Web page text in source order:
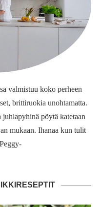
valmistuu koko perheen
brittiruokia unohtamatta.
pöytä katetaan
mukaan. Ihanaa kun tulit